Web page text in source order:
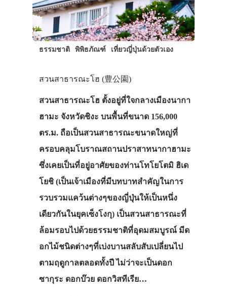
ธรรมชาติ พิพิธภัณฑ์ เที่ยวญี่ปุ่นด้วยตัวเอง
สวนสาธารณะโฮ (豊公園)
สวนสาธารณะโฮ ตั้งอยู่ที่ใจกลางเมืองนากา
ฮามะ จังหวัดชิงะ บนพื้นที่ขนาด 156,000
ตร.ม. ถือเป็นสวนสาธารณะขนาดใหญ่ที่
ครอบคลุมโบราณสถานปราสาทนากาฮามะ
ซึ่งเคยเป็นที่อยู่อาศัยของท่านโทโยโตมิ ฮิเด
โยชิ (เป็นเจ้าเมืองที่มีบทบาทสำคัญในการ
รวบรวมแคว้นต่างๆของญี่ปุ่นให้เป็นหนึ่ง
เดียวกันในยุคเซ็งโงกุ) เป็นสวนสาธารณะที่
ล้อมรอบไปด้วยธรรมชาติที่อุดมสมบูรณ์ มีด
อกไม้ชนิดต่างๆที่เบ่งบานสลับสับเปลี่ยนไป
ตามฤดูกาลตลอดทั้งปี ไม่ว่าจะเป็นดอก
ซากุระ ดอกบ๊วย ดอกวิสทีเรีย…